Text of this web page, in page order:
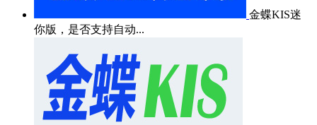
金蝶KIS迷
你版，是否支持自动...